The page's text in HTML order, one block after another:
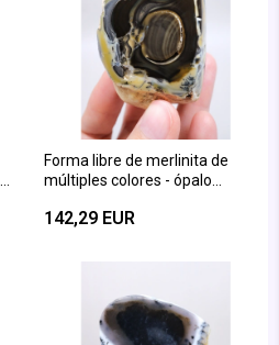
Forma libre de merlinita de
múltiples colores - ópalo
142,29 EUR